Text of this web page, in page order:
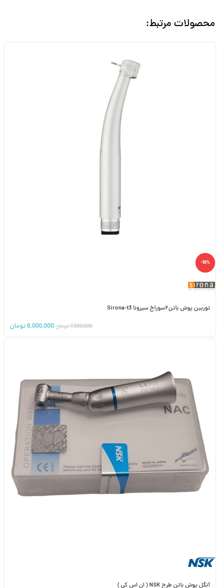
محصولات مرتبط:
-18%
توربین پوش باتن۲سوراخ سیرونا Sirona-t3
7,300,000تومان6,000,000تومان
آنگل پوش باتن طرح NSK ( ان اس کی )